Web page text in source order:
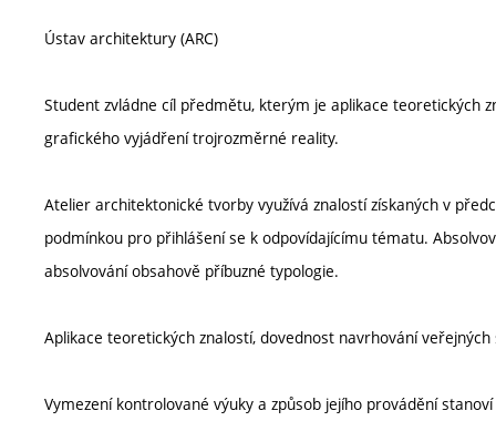
Ústav architektury (ARC)
Student zvládne cíl předmětu, kterým je aplikace teoretických
grafického vyjádření trojrozměrné reality.
Atelier architektonické tvorby využívá znalostí získaných v
podmínkou pro přihlášení se k odpovídajícímu tématu.
absolvování obsahově příbuzné typologie.
Aplikace teoretických znalostí, dovednost navrhování
Vymezení kontrolované výuky a způsob jejího provádění